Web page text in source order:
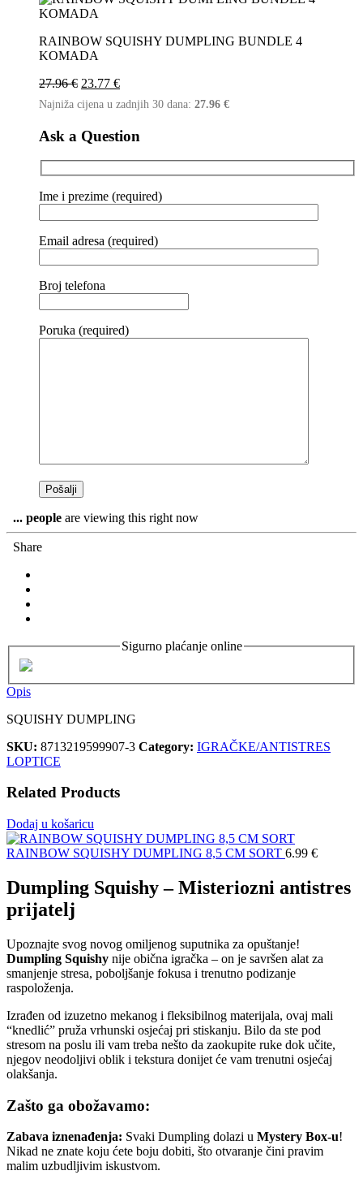
RAINBOW SQUISHY DUMPLING BUNDLE 4
KOMADA
27.96€ 23.77 €
Najniža cijena u zadnjih 30 dana: 27.96 €
Ask a Question
Ime i prezime (required)
Email adresa (required)
Broj telefona
Poruka (required)
... people are viewing this right now
Share
Sigurno plaćanje online
Opis
SQUISHY DUMPLING
SKU: 8713219599907-3 Category: IGRAČKE/ANTISTRES
LOPTICE
Related Products
Dodaj u košaricu
RAINBOW SQUISHY DUMPLING 8,5 CM SORT 6.99 €
Dumpling Squishy – Misteriozni antistres
prijatelj
Upoznajte svog novog omiljenog suputnika za opuštanje!
Dumpling Squishy nije obična igračka – on je savršen alat za
smanjenje stresa, poboljšanje fokusa i trenutno podizanje
raspoloženja.
Izrađen od izuzetno mekanog i fleksibilnog materijala, ovaj mali
“knedlić” pruža vrhunski osjećaj pri stiskanju. Bilo da ste pod
stresom na poslu ili vam treba nešto da zaokupite ruke dok učite,
njegov neodoljivi oblik i tekstura donijet će vam trenutni osjećaj
olakšanja.
Zašto ga obožavamo:
Zabava iznenađenja: Svaki Dumpling dolazi u Mystery Box-u!
Nikad ne znate koju ćete boju dobiti, što otvaranje čini pravim
malim uzbudljivim iskustvom.